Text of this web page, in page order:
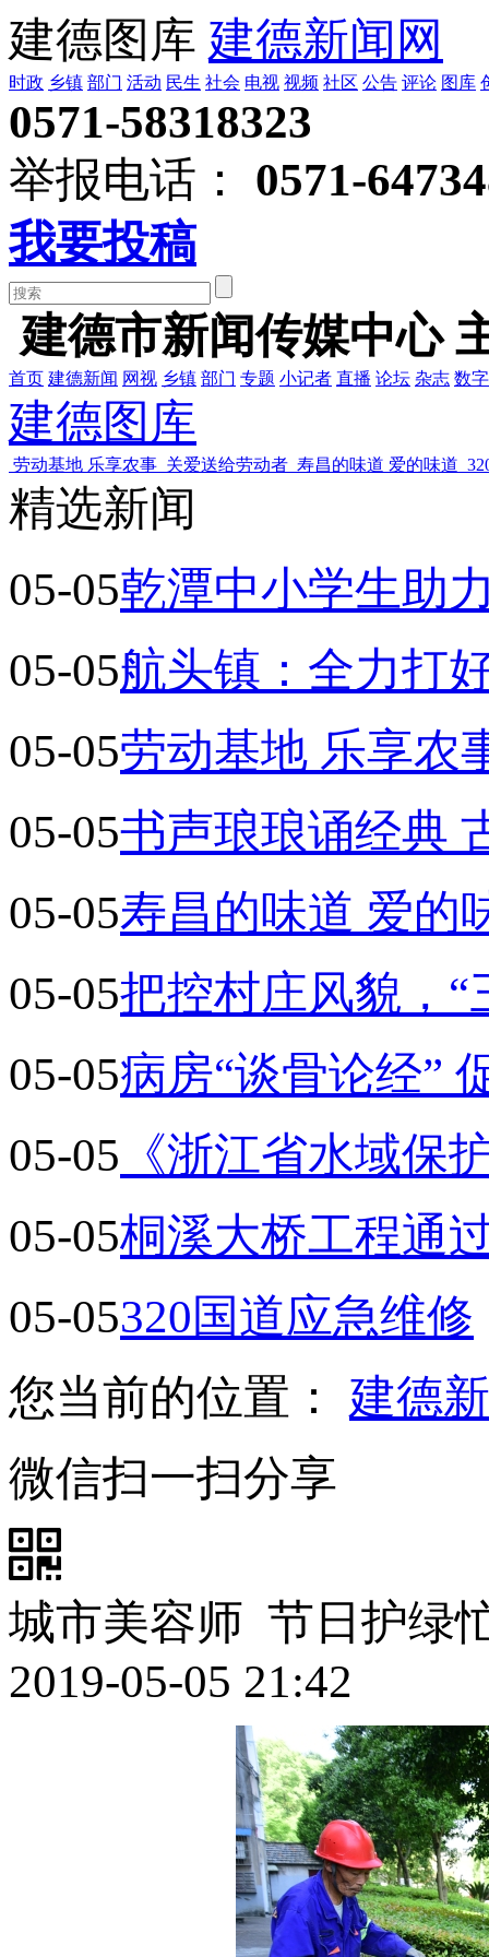
建德图库 建德新闻网
时政 乡镇 部门 活动 民生 社会 电视 视频 社区 公告 评论 图库
0571-58318323
举报电话：
0571-
我要投稿
建德市新闻传媒中心
首页 建德新闻 网视 乡镇 部门 专题 小记者 直播 论坛 杂志 数
建德图库
劳动基地 乐享农事 关爱送给劳动者 寿昌的味道 爱的味道
精选新闻
05-05乾潭中小学生助
05-05航头镇：全力打
05-05劳动基地 乐享农
05-05书声琅琅诵经典
05-05寿昌的味道 爱的
05-05把控村庄风貌，“
05-05病房“谈骨论经”
05-05 《浙江省水域保
05-05桐溪大桥工程通
05-05320国道应急维修
您当前的位置： 建德
微信扫一扫分享
城市美容师 节日护绿
2019-05-05 21:42